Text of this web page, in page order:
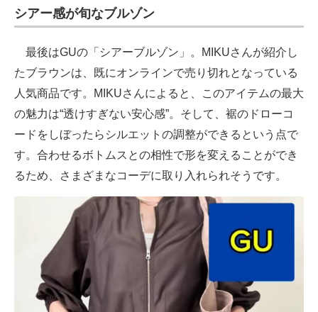
シアー感が旬なブルゾン
最後はGUの「シアーブルゾン」。MIKUさんが紹介し
たブラウンは、既にオンラインで売り切れとなっている
人気商品です。MIKUさんによると、このアイテムの最大
の魅力は“透けすぎない安心感”。そして、裾のドローコ
ードをしぼったらシルエットの調整ができるという点で
す。合わせるボトムスとの相性で形を変えることができ
るため、さまざまなコーデに取り入れられそうです。